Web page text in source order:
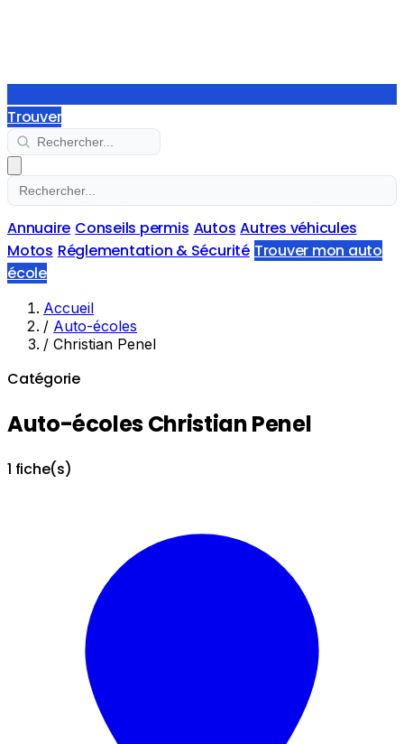
Trouver
Annuaire Conseils permis Autos Autres véhicules
Motos Réglementation & Sécurité Trouver mon auto
école
Accueil
/ Auto-écoles
/ Christian Penel
Catégorie
Auto-écoles Christian Penel
1 fiche(s)